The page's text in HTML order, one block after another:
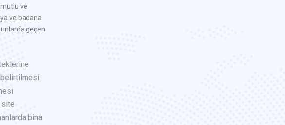
ve
ve badana
geçen
belirtilmesi
site
bina